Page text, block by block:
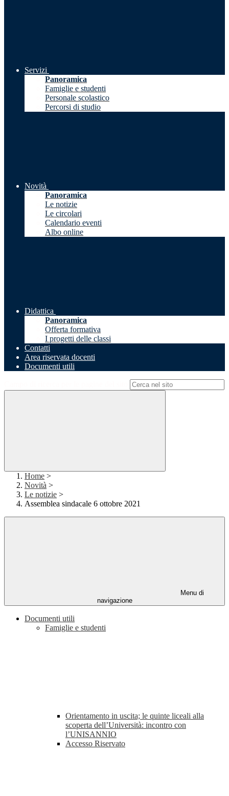
Servizi
Panoramica
Famiglie e studenti
Personale scolastico
Percorsi di studio
Novità
Panoramica
Le notizie
Le circolari
Calendario eventi
Albo online
Didattica
Panoramica
Offerta formativa
I progetti delle classi
Contatti
Area riservata docenti
Documenti utili
Home >
Novità >
Le notizie >
Assemblea sindacale 6 ottobre 2021
Menu di
navigazione
Documenti utili
Famiglie e studenti
Orientamento in uscita; le quinte liceali alla
scoperta dell’Università: incontro con
l’UNISANNIO
Accesso Riservato